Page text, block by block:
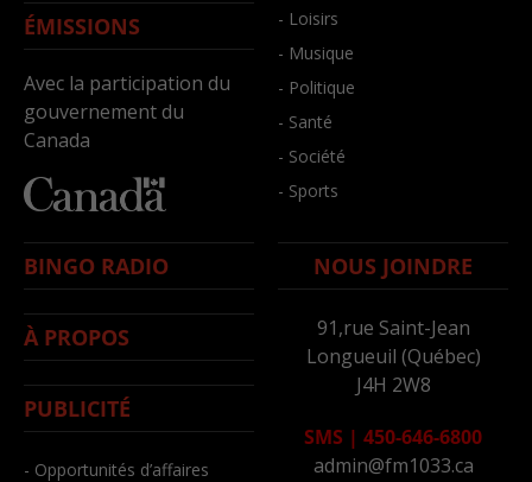
ÉMISSIONS
Avec la participation du
gouvernement du
Canada
- Loisirs
- Musique
- Politique
- Santé
- Société
- Sports
BINGO RADIO
À PROPOS
PUBLICITÉ
- Opportunités d’affaires
NOUS JOINDRE
91,rue Saint-Jean
Longueuil (Québec)
J4H 2W8
SMS | 450-646-6800
admin@fm1033.ca